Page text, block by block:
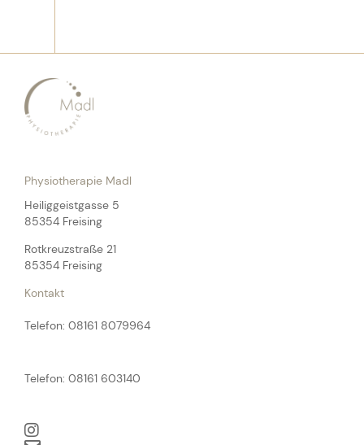
Physiotherapie Madl
Heiliggeistgasse 5
85354 Freising
Rotkreuzstraße 21
85354 Freising
Kontakt
Telefon: 08161 8079964
Telefon: 08161 603140